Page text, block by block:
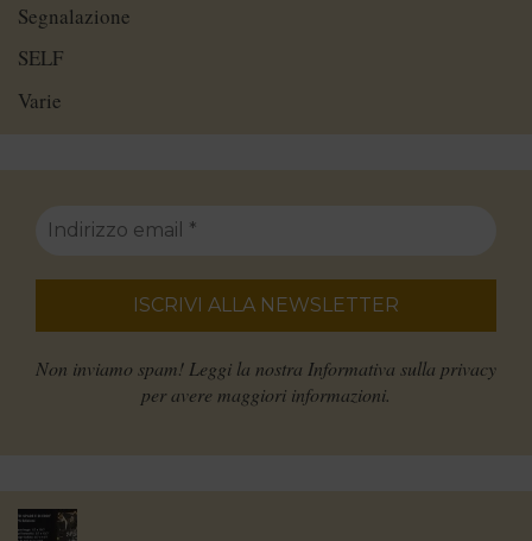
Segnalazione
SELF
Varie
Non inviamo spam! Leggi la nostra Informativa sulla privacy
per avere maggiori informazioni.